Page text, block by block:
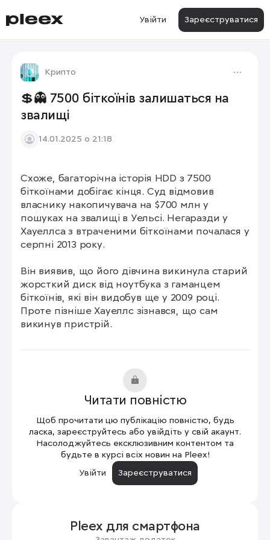
Увійти Зареєструватися
Крипто
💲👻 7500 біткоїнів залишаться на
звалищі
14.01.2025 о 21:18
Схоже, багаторічна історія HDD з 7500
біткоїнами добігає кінця. Суд відмовив
власнику накопичувача на $700 млн у
пошуках на звалищі в Уельсі. Негаразди у
Хауеллса з втраченими біткоїнами почалася у
серпні 2013 року.
Він виявив, що його дівчина викинула старий
жорсткий диск від ноутбука з гаманцем
біткоїнів, які він видобув ще у 2009 році.
Проте пізніше Хауеллс зізнався, що сам
викинув пристрій.
Читати повністю
Щоб прочитати цю публікацію повністю, будь
ласка, зареєструйтесь або увійдіть у свій акаунт.
Насолоджуйтесь ексклюзивним контентом та
будьте в курсі всіх новин на Pleex!
Увійти
Зареєструватися
Pleex для смартфона